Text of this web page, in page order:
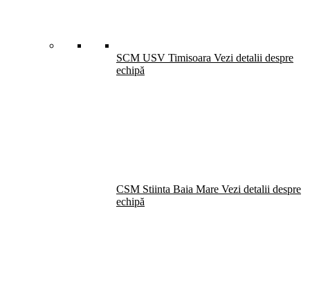
SCM USV Timisoara Vezi detalii despre
echipă
CSM Stiinta Baia Mare Vezi detalii despre
echipă